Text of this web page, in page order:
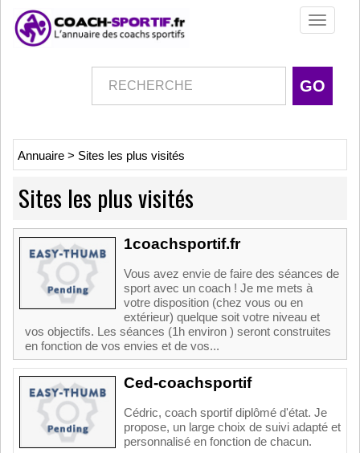
Toggle
Annuaire > Sites les plus visités
Sites les plus visités
1coachsportif.fr
Vous avez envie de faire des séances de
sport avec un coach ! Je me mets à
votre disposition (chez vous ou en
extérieur) quelque soit votre niveau et
vos objectifs. Les séances (1h environ ) seront construites
en fonction de vos envies et de vos...
Ced-coachsportif
Cédric, coach sportif diplômé d'état. Je
propose, un large choix de suivi adapté et
personnalisé en fonction de chacun.